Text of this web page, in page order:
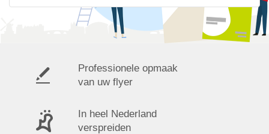
Professionele opmaak
van uw flyer
In heel Nederland
verspreiden